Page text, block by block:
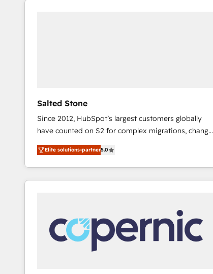
Salted Stone
Since 2012, HubSpot’s largest customers globally
have counted on S2 for complex migrations, change
management, systems integration, and creative
solutions that deliver measurable impact and
transform brand experiences As one of the few full-
service creative agencies in the HubSpot
regionalized HubSpot websites, integrated
marketing campaigns, & RevOps frameworks that
fuel long-term success We connect the entire
customer lifecycle through seamless integrations,
Elite solutions-partner5.0